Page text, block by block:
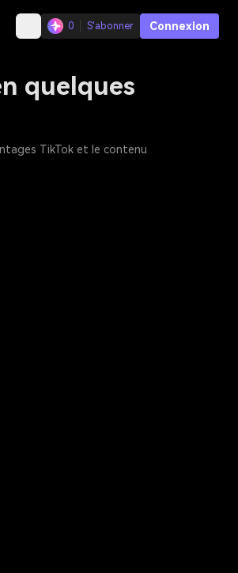
0 S'abonner Connexion
quelques
TikTok et le contenu